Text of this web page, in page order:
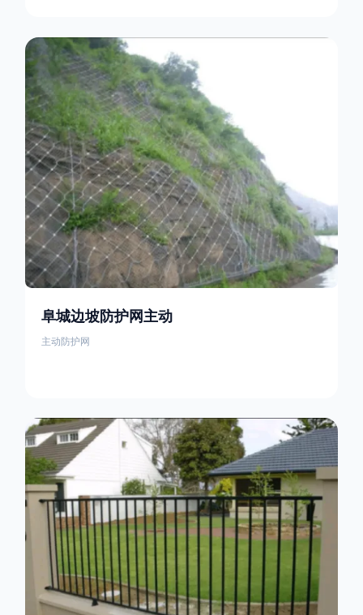
隔离栏，市政道路隔离护栏，人行道路护栏，机动与非机动隔离
护栏、道路中心隔离护栏、带广告牌道路隔离护栏、河道安全护
栏、草坪花坛护栏等市政道路隔离护栏规格齐全、品种多，可以
任
阜城边坡防护网主动
主动防护网